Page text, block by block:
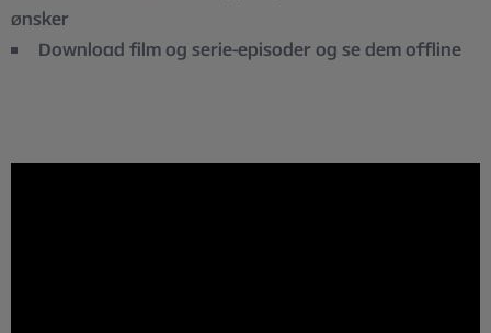
ønsker
Download film og serie-episoder og se dem offline